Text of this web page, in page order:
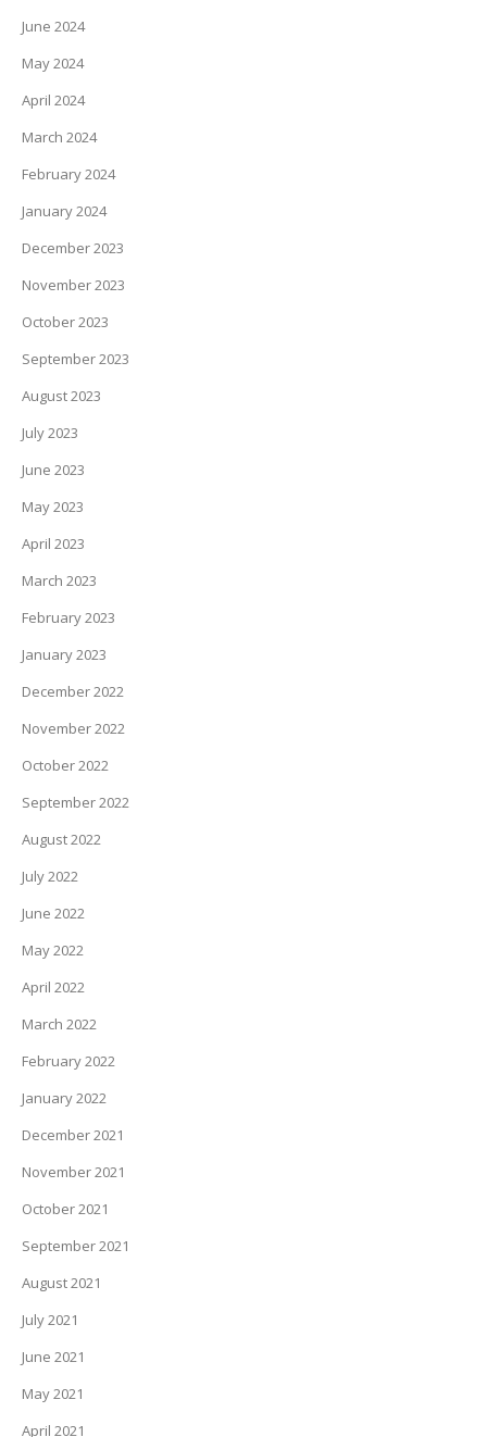
June 2024
May 2024
April 2024
March 2024
February 2024
January 2024
December 2023
November 2023
October 2023
September 2023
August 2023
July 2023
June 2023
May 2023
April 2023
March 2023
February 2023
January 2023
December 2022
November 2022
October 2022
September 2022
August 2022
July 2022
June 2022
May 2022
April 2022
March 2022
February 2022
January 2022
December 2021
November 2021
October 2021
September 2021
August 2021
July 2021
June 2021
May 2021
April 2021